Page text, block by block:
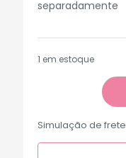
separadamente
1 em estoque
Simulação de frete